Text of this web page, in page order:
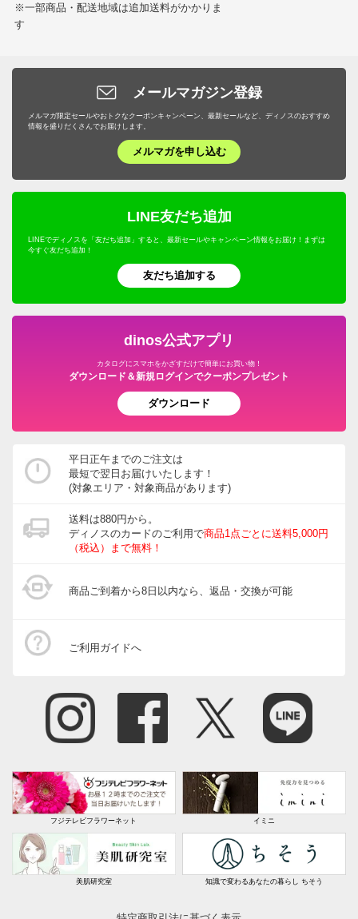
※一部商品・配送地域は追加送料がかかりま
す
メールマガジン登録
メルマガ限定セールやおトクなクーポンキャンペーン、最新セールなど、ディノスのおすすめ
情報を盛りだくさんでお届けします。
メルマガを申し込む
LINE友だち追加
LINEでディノスを「友だち追加」すると、最新セールやキャンペーン情報をお届け！まずは
今すぐ友だち追加！
友だち追加する
dinos公式アプリ
カタログにスマホをかざすだけで簡単にお買い物！
ダウンロード＆新規ログインでクーポンプレゼント
ダウンロード
平日正午までのご注文は
最短で翌日お届けいたします！
(対象エリア・対象商品があります)
送料は880円から。
ディノスのカードのご利用で商品1点ごとに送料5,000円
（税込）まで無料！
商品ご到着から8日以内なら、返品・交換が可能
ご利用ガイドへ
フジテレビフラワーネット イミニ
美肌研究室 知識で変わるあなたの暮らし ちそう